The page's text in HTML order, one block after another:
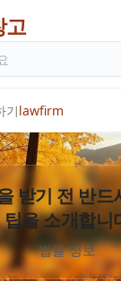
고
기lawfirm
받기 전 반드
팁을 소개합니
법률 정보